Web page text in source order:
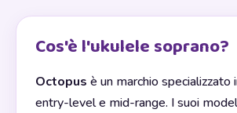
Cos'è l'ukulele soprano?
Octopus è un marchio specializzato
entry-level e mid-range. I suoi